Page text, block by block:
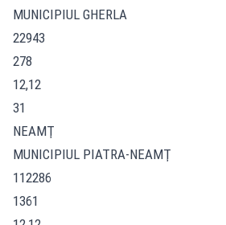
MUNICIPIUL GHERLA
22943
278
12,12
31
NEAMŢ
MUNICIPIUL PIATRA-NEAMŢ
112286
1361